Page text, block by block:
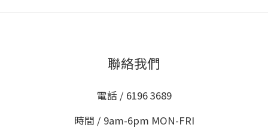
聯絡我們
電話 / 6196 3689
時間 / 9am-6pm MON-FRI